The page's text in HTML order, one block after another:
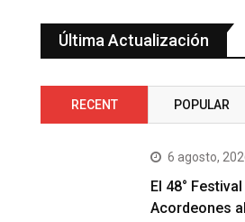
Última Actualización
RECENT POPULAR
6 agosto,
El 48°
Acordeones